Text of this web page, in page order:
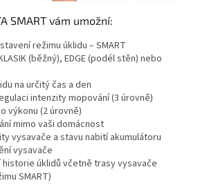
SMART vám umožní:
režimu úklidu – SMART
(běžný), EDGE (podél stěn) nebo
na určitý čas a den
intenzity mopování (3 úrovně)
výkonu (2 úrovně)
mimo vaši domácnost
vysavače a stavu nabití akumulátoru
vysavače
historie úklidů včetně trasy vysavače
SMART)